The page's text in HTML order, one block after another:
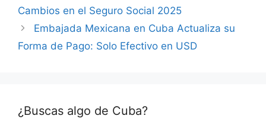
Cambios en el Seguro Social 2025
Embajada Mexicana en Cuba Actualiza su
Forma de Pago: Solo Efectivo en USD
¿Buscas algo de Cuba?